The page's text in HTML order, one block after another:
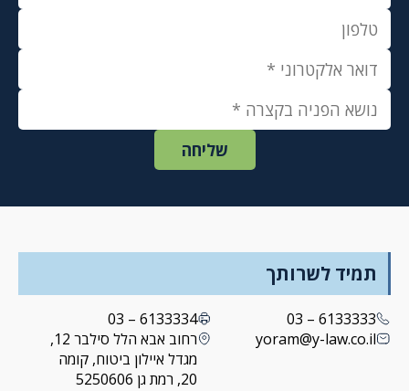
תמיד לשרותך
6133333 – 03
6133334 – 03
yoram@y-law.co.il
רחוב אבא הלל סילבר 12,
מגדל איילון ביטוח, קומה
20, רמת גן 5250606